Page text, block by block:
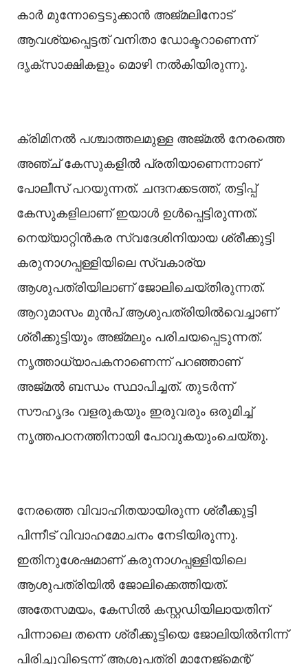
കാർ മുന്നോട്ടെടുക്കാൻ അജ്മലിനോട്
ആവശ്യപ്പെട്ടത് വനിതാ ഡോക്ടറാണെന്ന്
ദൃക്സാക്ഷികളും മൊഴി നല്‍കിയിരുന്നു.
ക്രിമിനല്‍ പശ്ചാത്തലമുള്ള അജ്മല്‍ നേരത്തെ
അഞ്ച് കേസുകളില്‍ പ്രതിയാണെന്നാണ്
പോലീസ് പറയുന്നത്. ചന്ദനക്കടത്ത്, തട്ടിപ്പ്
കേസുകളിലാണ് ഇയാള്‍ ഉള്‍പ്പെട്ടിരുന്നത്.
നെയ്യാറ്റിൻകര സ്വദേശിനിയായ ശ്രീക്കുട്ടി
കരുനാഗപ്പള്ളിയിലെ സ്വകാര്യ
ആശുപത്രിയിലാണ് ജോലിചെയ്തിരുന്നത്.
ആറുമാസം മുൻപ് ആശുപത്രിയില്‍വെച്ചാണ്
ശ്രീക്കുട്ടിയും അജ്മലും പരിചയപ്പെടുന്നത്.
നൃത്താധ്യാപകനാണെന്ന് പറഞ്ഞാണ്
അജ്മല്‍ ബന്ധം സ്ഥാപിച്ചത്. തുടർന്ന്
സൗഹൃദം വളരുകയും ഇരുവരും ഒരുമിച്ച്‌
നൃത്തപഠനത്തിനായി പോവുകയുംചെയ്തു.
നേരത്തെ വിവാഹിതയായിരുന്ന ശ്രീക്കുട്ടി
പിന്നീട് വിവാഹമോചനം നേടിയിരുന്നു.
ഇതിനുശേഷമാണ് കരുനാഗപ്പള്ളിയിലെ
ആശുപത്രിയില്‍ ജോലിക്കെത്തിയത്.
അതേസമയം, കേസില്‍ കസ്റ്റഡിയിലായതിന്
പിന്നാലെ തന്നെ ശ്രീക്കുട്ടിയെ ജോലിയില്‍നിന്ന്
പിരിച്ചുവിട്ടെന്ന് ആശുപത്രി മാനേജ്മെന്റ്